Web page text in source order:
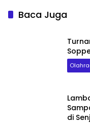
Baca Juga
di